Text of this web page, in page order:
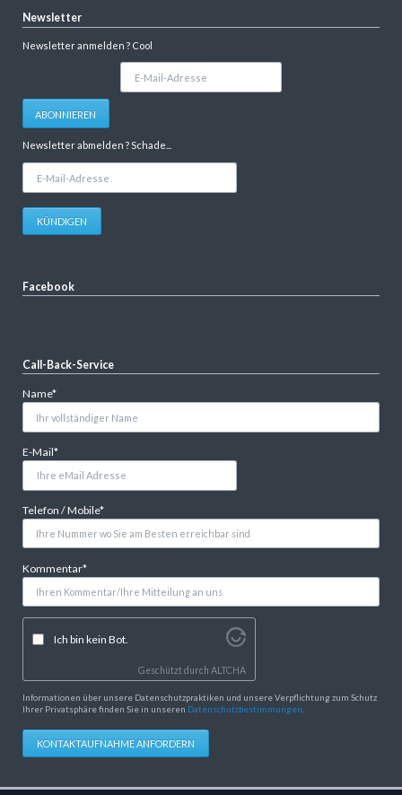
Newsletter
Newsletter anmelden ? Cool
Adresse
ABONNIEREN
Newsletter abmelden ? Schade...
Adresse
KÜNDIGEN
Facebook
Call-Back-Service
Pflichtfeld
Name*
Pflichtfeld
E-Mail*
Pflichtfeld
Telefon / Mobile*
Pflichtfeld
Kommentar*
Ich bin kein Bot.
Geschützt durchALTCHA
Informationen über unsere Datenschutzpraktiken und unsere Verpflichtung zum Schutz
Ihrer Privatsphäre finden Sie in unseren Datenschutzbestimmungen
KONTAKTAUFNAHME ANFORDERN